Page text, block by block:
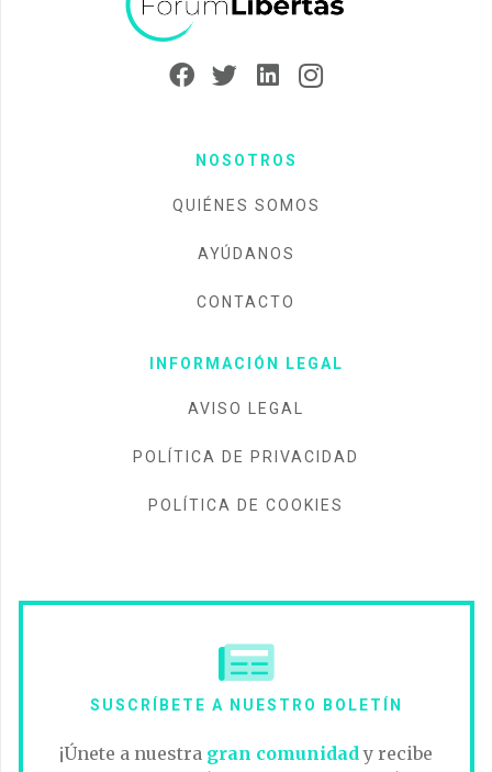
NOSOTROS
QUIÉNES SOMOS
AYÚDANOS
CONTACTO
INFORMACIÓN LEGAL
AVISO LEGAL
POLÍTICA DE PRIVACIDAD
POLÍTICA DE COOKIES
SUSCRÍBETE A NUESTRO BOLETÍN
¡Únete a nuestra gran comunidady recibe